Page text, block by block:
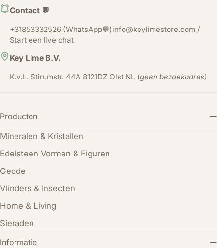
Contact 💬
+31853332526 (WhatsApp💬)info@keylimestore.com /
Start een live chat
Key Lime B.V.
K.v.L. Stirumstr. 44A 8121DZ Olst NL (geen bezoekadres)
Producten
Mineralen & Kristallen
Edelsteen Vormen & Figuren
Geode
Vlinders & Insecten
Home & Living
Sieraden
Informatie